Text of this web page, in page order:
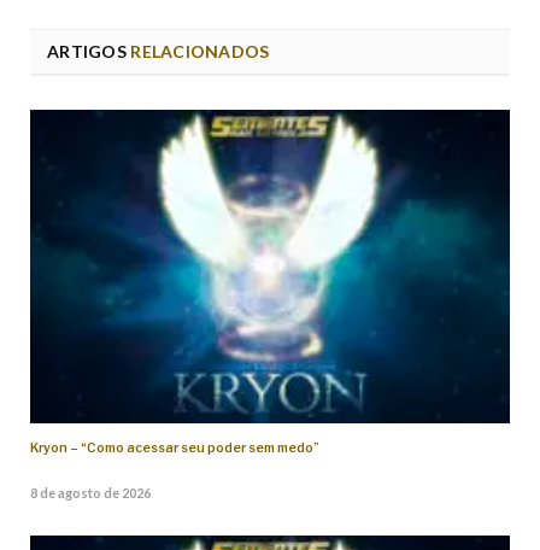
ARTIGOSRELACIONADOS
Kryon – “Como acessar seu poder sem medo”
8 de agosto de 2026